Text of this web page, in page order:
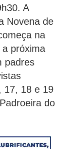
A
Novena de
na
próxima
padres
17, 18 e 19
do